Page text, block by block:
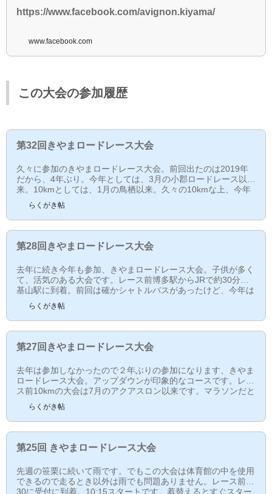
https://www.facebook.com/avignon.kiyama/
www.facebook.com
この大会の参加履歴
第32回きやまロードレース大会
久々に参加のきやまロードレース大会。前回出たのは2019年
だから、4年ぶり。今年としては、3月の小郡ロードレース以
来。10kmとしては、1月の鳥栖以来。久々の10kmな上、今年
は練習サボりまくり。一番走った月でも、80kmとか...しかも
スピード練習してないし...レース前8:30に基山駅に到着。ここ
から会場までシャトルバスがあるのだが、8:50発。約15分待
ち。15分あったら、会場まで徒歩でも着くかな...歩いて行くこ
とにした。何か前もこんなことがあった気がするが。商店街に
向かって歩く。商店街の入り口には、夜になったら綺麗であ
らくがき帖
第28回きやまロードレース大会
去年に続き今年も参加、きやまロードレース大会。子供が多く
て、活気のある大会です。レース前博多駅からJRで約30分で
基山駅に到着。前回は確かシャトルバスがあったけど、今年は
ないみたい。会場まではゆっくり歩きます。途中おしゃれな感
じの商店街を通ります。基山の役場に向かって、曲がります。
途中、坂が待ち構えています。歩いて約15分。会場に着いたと
きは、既にスタートしている部門もありました。私が出場する
一般の10kmのスタートは10時15分。スタート地点近くでウォ
ーミングアップ。そしてしばらく近くをブラブラします。...
らくがき帖
第27回きやまロードレース大会
去年は参加しなかったので２年ぶりの参加になります、きやま
ロードレース大会。アップダウンが印象的なコースです。レー
ス前10kmの大会は7月のアクアスロン以来です。マラソンだと
1月の鳥栖以来。10kmは距離が短いだけにペースも上がるの
で、フルマラソンとはまた違った魅力（きつさ）があります。
博多駅からJRで約30分で基山駅に到着。午後からは雨の予報
ですけど、朝は晴れ。最高気温１９度と暑くなりそうな感じ。
駅前にはシャトルバスの案内！前々回はありませんでした。去
年から？今年から？しかし待ち時間が20分近くあったので歩...
らくがき帖
第25回 きやまロードレース大会
先週の笹栗に続いて雨です。でもこの大会は体育館の中を使用
できるので走るとき以外は雨でも問題ありません。レース前9:
30に受付に到着。10:15スタートです。着替えるとすぐスター